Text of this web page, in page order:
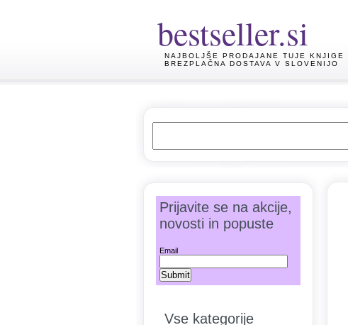
bestseller.si
NAJBOLJŠE PRODAJANE TUJE KNJIGE
BREZPLAČNA DOSTAVA V SLOVENIJO
Prijavite se na akcije,
novosti in popuste
Email
Vse kategorije